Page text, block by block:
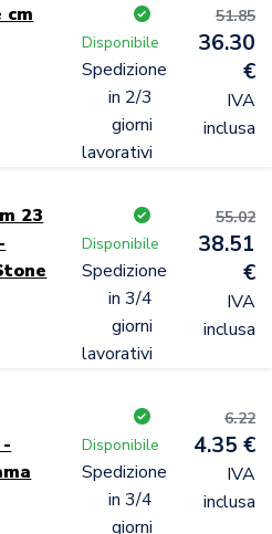
Disponibile
Spedizione
in 2/3
giorni
lavorativi
51.85
36.30
€
IVA
inclusa
23
Disponibile
Spedizione
in 3/4
giorni
lavorativi
55.02
38.51
€
IVA
inclusa
Disponibile
Spedizione
in 3/4
giorni
6.22
4.35 €
IVA
inclusa